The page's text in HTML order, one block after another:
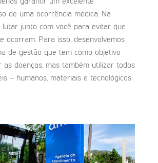
de uma ocorrência médica. Na
lutar junto com você para evitar que
ocorram. Para isso, desenvolvemos
de gestão que tem como objetivo
doenças, mas também utilizar todos
– humanos, materiais e tecnológicos